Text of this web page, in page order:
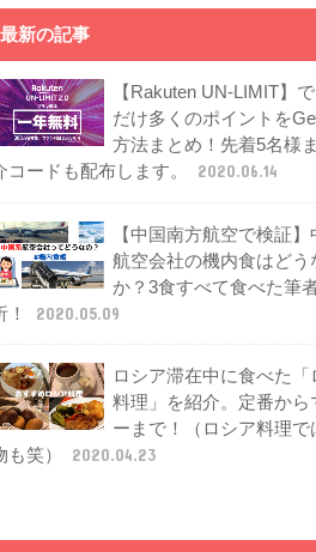
最新の記事
【Rakuten UN-LIMIT】
だけ多くのポイントを
方法まとめ！先着5名様
コードも配布します。
2020.06.14
【中国南方航空で検証】
航空会社の機内食はどう
か？3食すべて食べた筆
！
2020.05.09
ロシア滞在中に食べた「
料理」を紹介。定番から
ーまで！（ロシア料理で
も笑）
2020.04.23